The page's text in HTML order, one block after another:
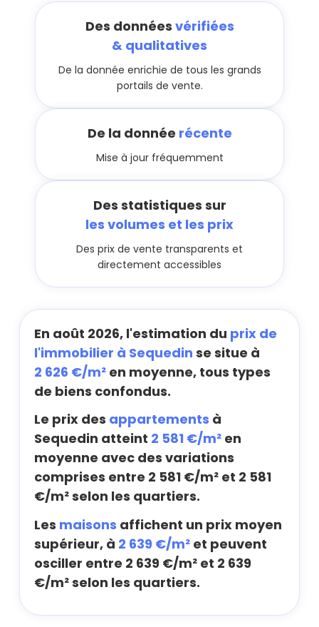
Des données vérifiées
& qualitatives
De la donnée enrichie de tous les grands
portails de vente.
De la donnée récente
Mise à jour fréquemment
Des statistiques sur
les volumes et les prix
Des prix de vente transparents et
directement accessibles
En août 2026, l'estimation du prix de
l'immobilier à Sequedin se situe à
2 626 €/m² en moyenne, tous types
de biens confondus.
Le prix des appartements à
Sequedin atteint 2 581 €/m² en
moyenne avec des variations
comprises entre 2 581 €/m² et 2 581
€/m² selon les quartiers.
Les maisons affichent un prix moyen
supérieur, à 2 639 €/m² et peuvent
osciller entre 2 639 €/m² et 2 639
€/m² selon les quartiers.